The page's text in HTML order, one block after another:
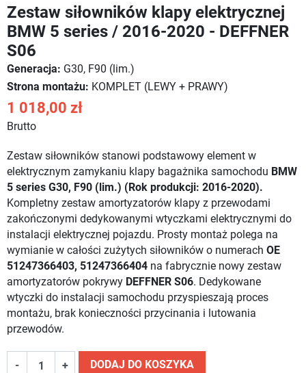
Zestaw siłowników klapy elektrycznej
BMW 5 series / 2016-2020 - DEFFNER
S06
Generacja: G30, F90 (lim.)
Strona montażu: KOMPLET (LEWY + PRAWY)
1 018,00 zł
Brutto
Zestaw siłowników stanowi podstawowy element w
elektrycznym zamykaniu klapy bagażnika samochodu BMW
5 series G30, F90 (lim.) (Rok produkcji: 2016-2020).
Kompletny zestaw amortyzatorów klapy z przewodami
zakończonymi dedykowanymi wtyczkami elektrycznymi do
instalacji elektrycznej pojazdu. Prosty montaż polega na
wymianie w całości zużytych siłowników o numerach OE
51247366403, 51247366404 na fabrycznie nowy zestaw
amortyzatorów pokrywy DEFFNER S06. Dedykowane
wtyczki do instalacji samochodu przyspieszają proces
montażu, brak konieczności przycinania i lutowania
przewodów.
- + DODAJ DO KOSZYKA